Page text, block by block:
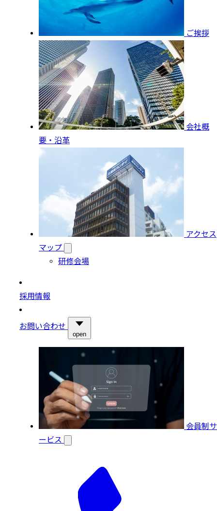
ご挨拶
会社概
要・沿革
アクセス
マップ
研修会場
採用情報
お問い合わせ
open
会員制サ
ービス